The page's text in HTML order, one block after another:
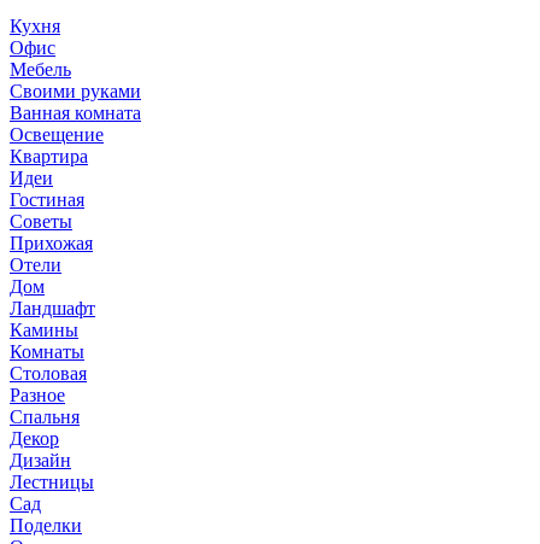
Кухня
Офис
Мебель
Своими руками
Ванная комната
Освещение
Квартира
Идеи
Гостиная
Советы
Прихожая
Отели
Дом
Ландшафт
Камины
Комнаты
Столовая
Разное
Спальня
Декор
Дизайн
Лестницы
Сад
Поделки